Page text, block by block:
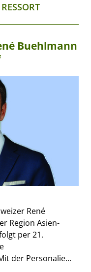
Buehlmann
René
Region Asien-
per 21.
der Personalie...